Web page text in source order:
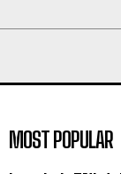
MOST POPULAR